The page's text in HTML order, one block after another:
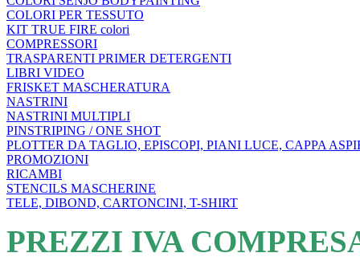
COLORI PER TESSUTO
KIT TRUE FIRE colori
COMPRESSORI
TRASPARENTI PRIMER DETERGENTI
LIBRI VIDEO
FRISKET MASCHERATURA
NASTRINI
NASTRINI MULTIPLI
PINSTRIPING / ONE SHOT
PLOTTER DA TAGLIO, EPISCOPI, PIANI LUCE, CAPPA
PROMOZIONI
RICAMBI
STENCILS MASCHERINE
TELE, DIBOND, CARTONCINI, T-SHIRT
PREZZI IVA